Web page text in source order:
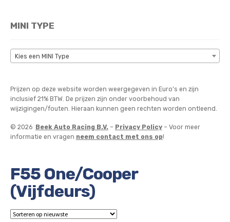
F55 One/Cooper
(Vijfdeurs)
MINI TYPE
Kies een MINI Type
Prijzen op deze website worden weergegeven in Euro’s en zijn
inclusief 21% BTW. De prijzen zijn onder voorbehoud van
wijzigingen/fouten. Hieraan kunnen geen rechten worden ontleend.
© 2026 Beek Auto Racing B.V. – Privacy Policy– Voor meer
informatie en vragen neem contact met ons op!